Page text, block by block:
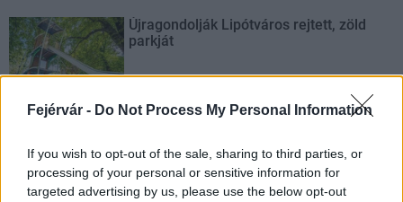
Fejérvár - Do Not Process My Personal Information
If you wish to opt-out of the sale, sharing to third parties, or
processing of your personal or sensitive information for
targeted advertising by us, please use the below opt-out
Újragondolják Lipótváros rejtett, zöld
parkját
Történelmi táj, amelynek minden köve